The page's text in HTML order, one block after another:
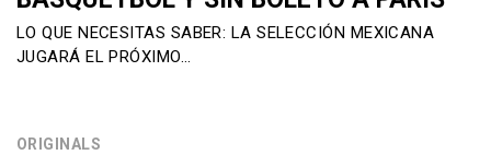
LO QUE NECESITAS SABER: LA SELECCIÓN MEXICANA
JUGARÁ EL PRÓXIMO…
ORIGINALS